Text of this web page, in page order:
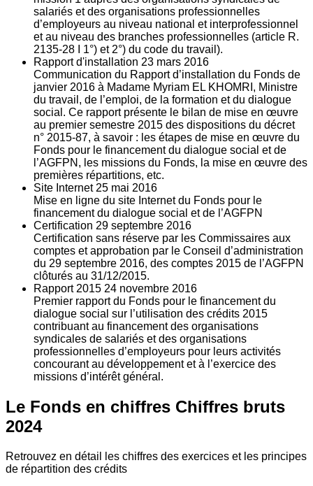
salariés et des organisations professionnelles
d’employeurs au niveau national et interprofessionnel
et au niveau des branches professionnelles (article R.
2135‐28 I 1°) et 2°) du code du travail).
Rapport d'installation 23 mars 2016
Communication du Rapport d’installation du Fonds de
janvier 2016 à Madame Myriam EL KHOMRI, Ministre
du travail, de l’emploi, de la formation et du dialogue
social. Ce rapport présente le bilan de mise en œuvre
au premier semestre 2015 des dispositions du décret
n° 2015-87, à savoir : les étapes de mise en œuvre du
Fonds pour le financement du dialogue social et de
l’AGFPN, les missions du Fonds, la mise en œuvre des
premières répartitions, etc.
Site Internet 25 mai 2016
Mise en ligne du site Internet du Fonds pour le
financement du dialogue social et de l’AGFPN
Certification 29 septembre 2016
Certification sans réserve par les Commissaires aux
comptes et approbation par le Conseil d’administration
du 29 septembre 2016, des comptes 2015 de l’AGFPN
clôturés au 31/12/2015.
Rapport 2015 24 novembre 2016
Premier rapport du Fonds pour le financement du
dialogue social sur l’utilisation des crédits 2015
contribuant au financement des organisations
syndicales de salariés et des organisations
professionnelles d’employeurs pour leurs activités
concourant au développement et à l’exercice des
missions d’intérêt général.
Le Fonds en chiffres Chiffres bruts
2024
Retrouvez en détail les chiffres des exercices et les principes
de répartition des crédits